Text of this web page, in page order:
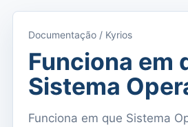
Acesso à documentação
Menu principal (aplicações)
Alternar entre subscrições
Documentação / Kyrios
Funciona em
Sistema
Funciona em que Sistema